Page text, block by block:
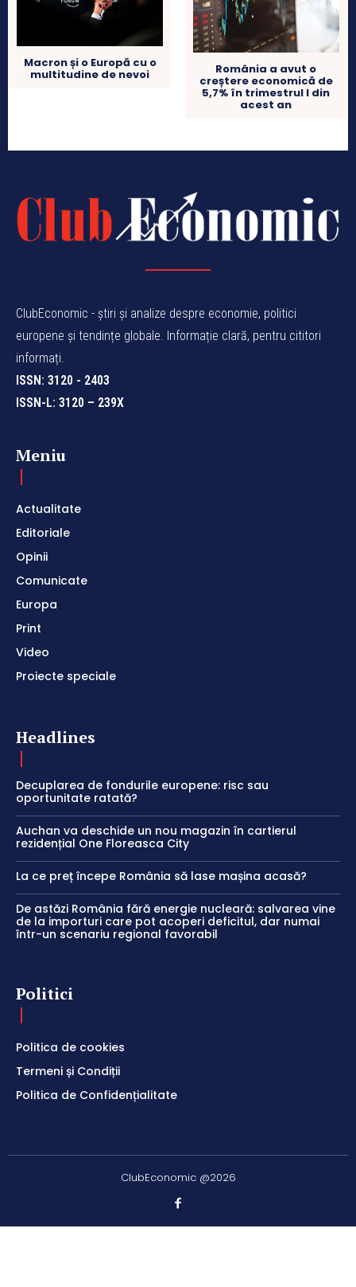
Macron și o Europă cu o
multitudine de nevoi România a avut o
creștere economică de
5,7% în trimestrul I din
acest an
ClubEconomic - știri și analize despre economie, politici
europene și tendințe globale. Informație clară, pentru cititori
informați.
ISSN: 3120 - 2403
ISSN-L: 3120 – 239X
Meniu
Actualitate
Editoriale
Opinii
Comunicate
Europa
Print
Video
Proiecte speciale
Headlines
Decuplarea de fondurile europene: risc sau
oportunitate ratată?
Auchan va deschide un nou magazin în cartierul
rezidențial One Floreasca City
La ce preț începe România să lase mașina acasă?
De astăzi România fără energie nucleară: salvarea vine
de la importuri care pot acoperi deficitul, dar numai
într-un scenariu regional favorabil
Politici
Politica de cookies
Termeni și Condiții
Politica de Confidențialitate
ClubEconomic @2026